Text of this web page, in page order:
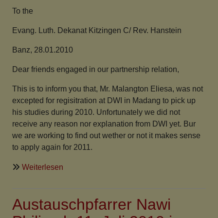
To the
Evang. Luth. Dekanat Kitzingen C/ Rev. Hanstein
Banz, 28.01.2010
Dear friends engaged in our partnership relation,
This is to inform you that, Mr. Malangton Eliesa, was not
excepted for regisitration at DWI in Madang to pick up
his studies during 2010. Unfortunately we did not
receive any reason nor explanation from DWI yet. Bur
we are working to find out wether or not it makes sense
to apply again for 2011.
Weiterlesen
aus
Austauschpfarrer Nawi